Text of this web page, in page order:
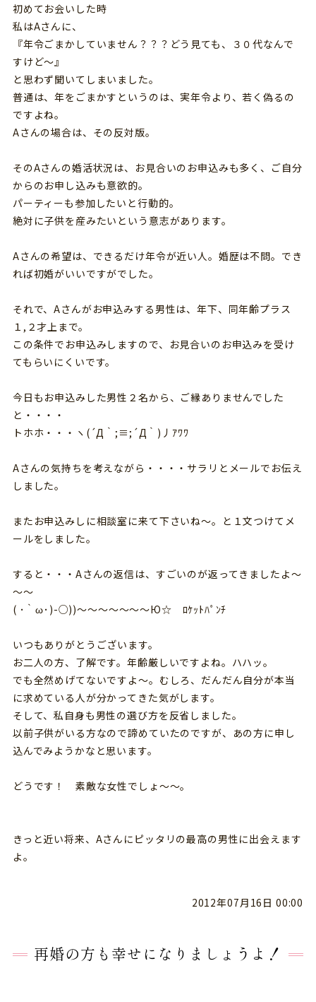
初めてお会いした時
私はAさんに、
『年令ごまかしていません？？？どう見ても、３０代なんで
すけど～』
と思わず聞いてしまいました。
普通は、年をごまかすというのは、実年令より、若く偽るの
ですよね。
Aさんの場合は、その反対版。
そのAさんの婚活状況は、お見合いのお申込みも多く、ご自分
からのお申し込みも意欲的。
パーティーも参加したいと行動的。
絶対に子供を産みたいという意志があります。
Aさんの希望は、できるだけ年令が近い人。婚歴は不問。でき
れば初婚がいいですがでした。
それで、Aさんがお申込みする男性は、年下、同年齢プラス
１,２才上まで。
この条件でお申込みしますので、お見合いのお申込みを受け
てもらいにくいです。
今日もお申込みした男性２名から、ご縁ありませんでした
と・・・・
トホホ・・・ヽ(´Д｀;≡;´Д｀)丿ｱﾜﾜ
Aさんの気持ちを考えながら・・・・サラリとメールでお伝え
しました。
またお申込みしに相談室に来て下さいね～。と１文つけてメ
ールをしました。
すると・・・Aさんの返信は、すごいのが返ってきましたよ～
～～
( ･｀ω･)-○))～～～～～～～Ю☆ ﾛｹｯﾄﾊﾟﾝﾁ
いつもありがとうございます。
お二人の方、了解です。年齢厳しいですよね。ハハッ。
でも全然めげてないですよ～。むしろ、だんだん自分が本当
に求めている人が分かってきた気がします。
そして、私自身も男性の選び方を反省しました。
以前子供がいる方なので諦めていたのですが、あの方に申し
込んでみようかなと思います。
どうです！ 素敵な女性でしょ～～。
きっと近い将来、Aさんにピッタリの最高の男性に出会えます
よ。
2012年07月16日 00:00
再婚の方も幸せになりましょうよ！